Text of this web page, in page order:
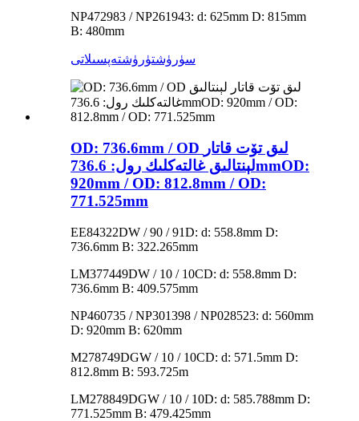
NP472983 / NP261943: d: 625mm D: 815mm
B: 480mm
سۈرۈشتۈرۈشتەپسىلاتى
OD: 736.6mm / OD لىق تۆت قاتار
لېنتالىق غالتەكلىك رول: 736.6mmOD:
920mm / OD: 812.8mm / OD:
771.525mm
EE84322DW / 90 / 91D: d: 558.8mm D:
736.6mm B: 322.265mm
LM377449DW / 10 / 10CD: d: 558.8mm D:
736.6mm B: 409.575mm
NP460735 / NP301398 / NP028523: d: 560mm
D: 920mm B: 620mm
M278749DGW / 10 / 10CD: d: 571.5mm D:
812.8mm B: 593.725m
LM278849DGW / 10 / 10D: d: 585.788mm D:
771.525mm B: 479.425mm